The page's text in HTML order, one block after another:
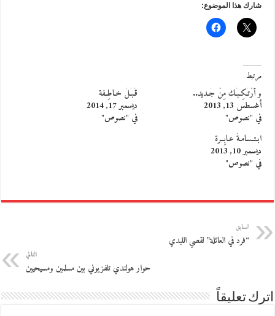
شارك هذا الموضوع:
مرتبط
و أَرْتَـكِـبُـك مِنْ جَـديد..
أغسطس 13, 2013
في "نصوص"
قُـبَـلٌ خـاطِـفة
ديسمبر 17, 2014
في "نصوص"
ابـتــسامـةٌ عـابِــرة
ديسمبر 10, 2013
في "نصوص"
السابق
“فرد في العائلة” لقصي اللبدي
التالي
حوار هولندي تلفزيوني بين مسلمين ومسيحيين
اترك تعليقاً